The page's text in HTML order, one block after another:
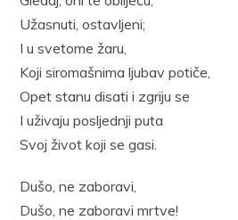
Užasnuti, ostavljeni;
I u svetome žaru,
Koji siromašnima ljubav potiče,
Opet stanu disati i zgriju se
I uživaju posljednji puta
Svoj život koji se gasi.
Dušo, ne zaboravi,
Dušo, ne zaboravi mrtve!